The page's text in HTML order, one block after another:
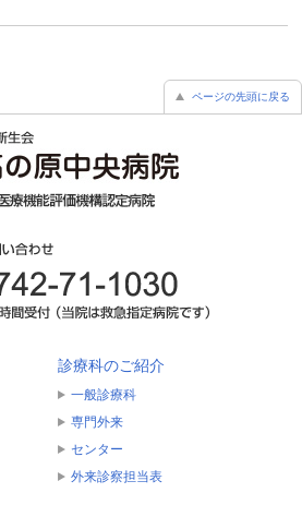
ページの先頭に戻る
診療科のご紹介
一般診療科
専門外来
センター
外来診察担当表